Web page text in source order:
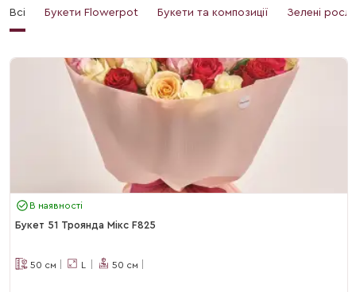
Всі Букети Flowerpot Букети та композиції Зелені
В наявності
Букет 51 Троянда Мікс F825
50 см L 50 см